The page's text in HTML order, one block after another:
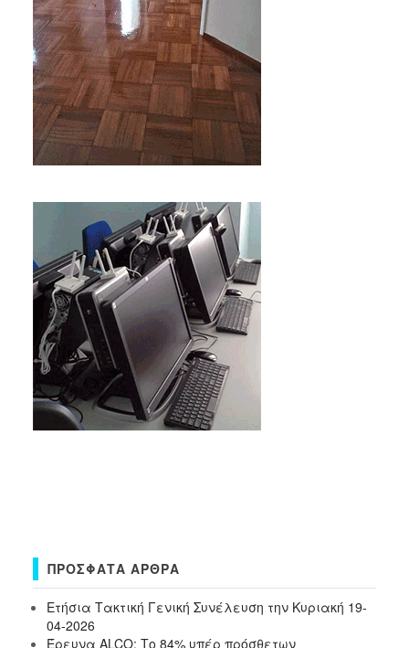
ΠΡΌΣΦΑΤΑ ΆΡΘΡΑ
Ετήσια Τακτική Γενική Συνέλευση την Κυριακή 19-
04-2026
Έρευνα ALCO: Το 84% υπέρ πρόσθετων